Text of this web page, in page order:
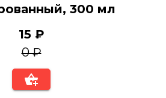
300 мл
15 ₽
0 ₽